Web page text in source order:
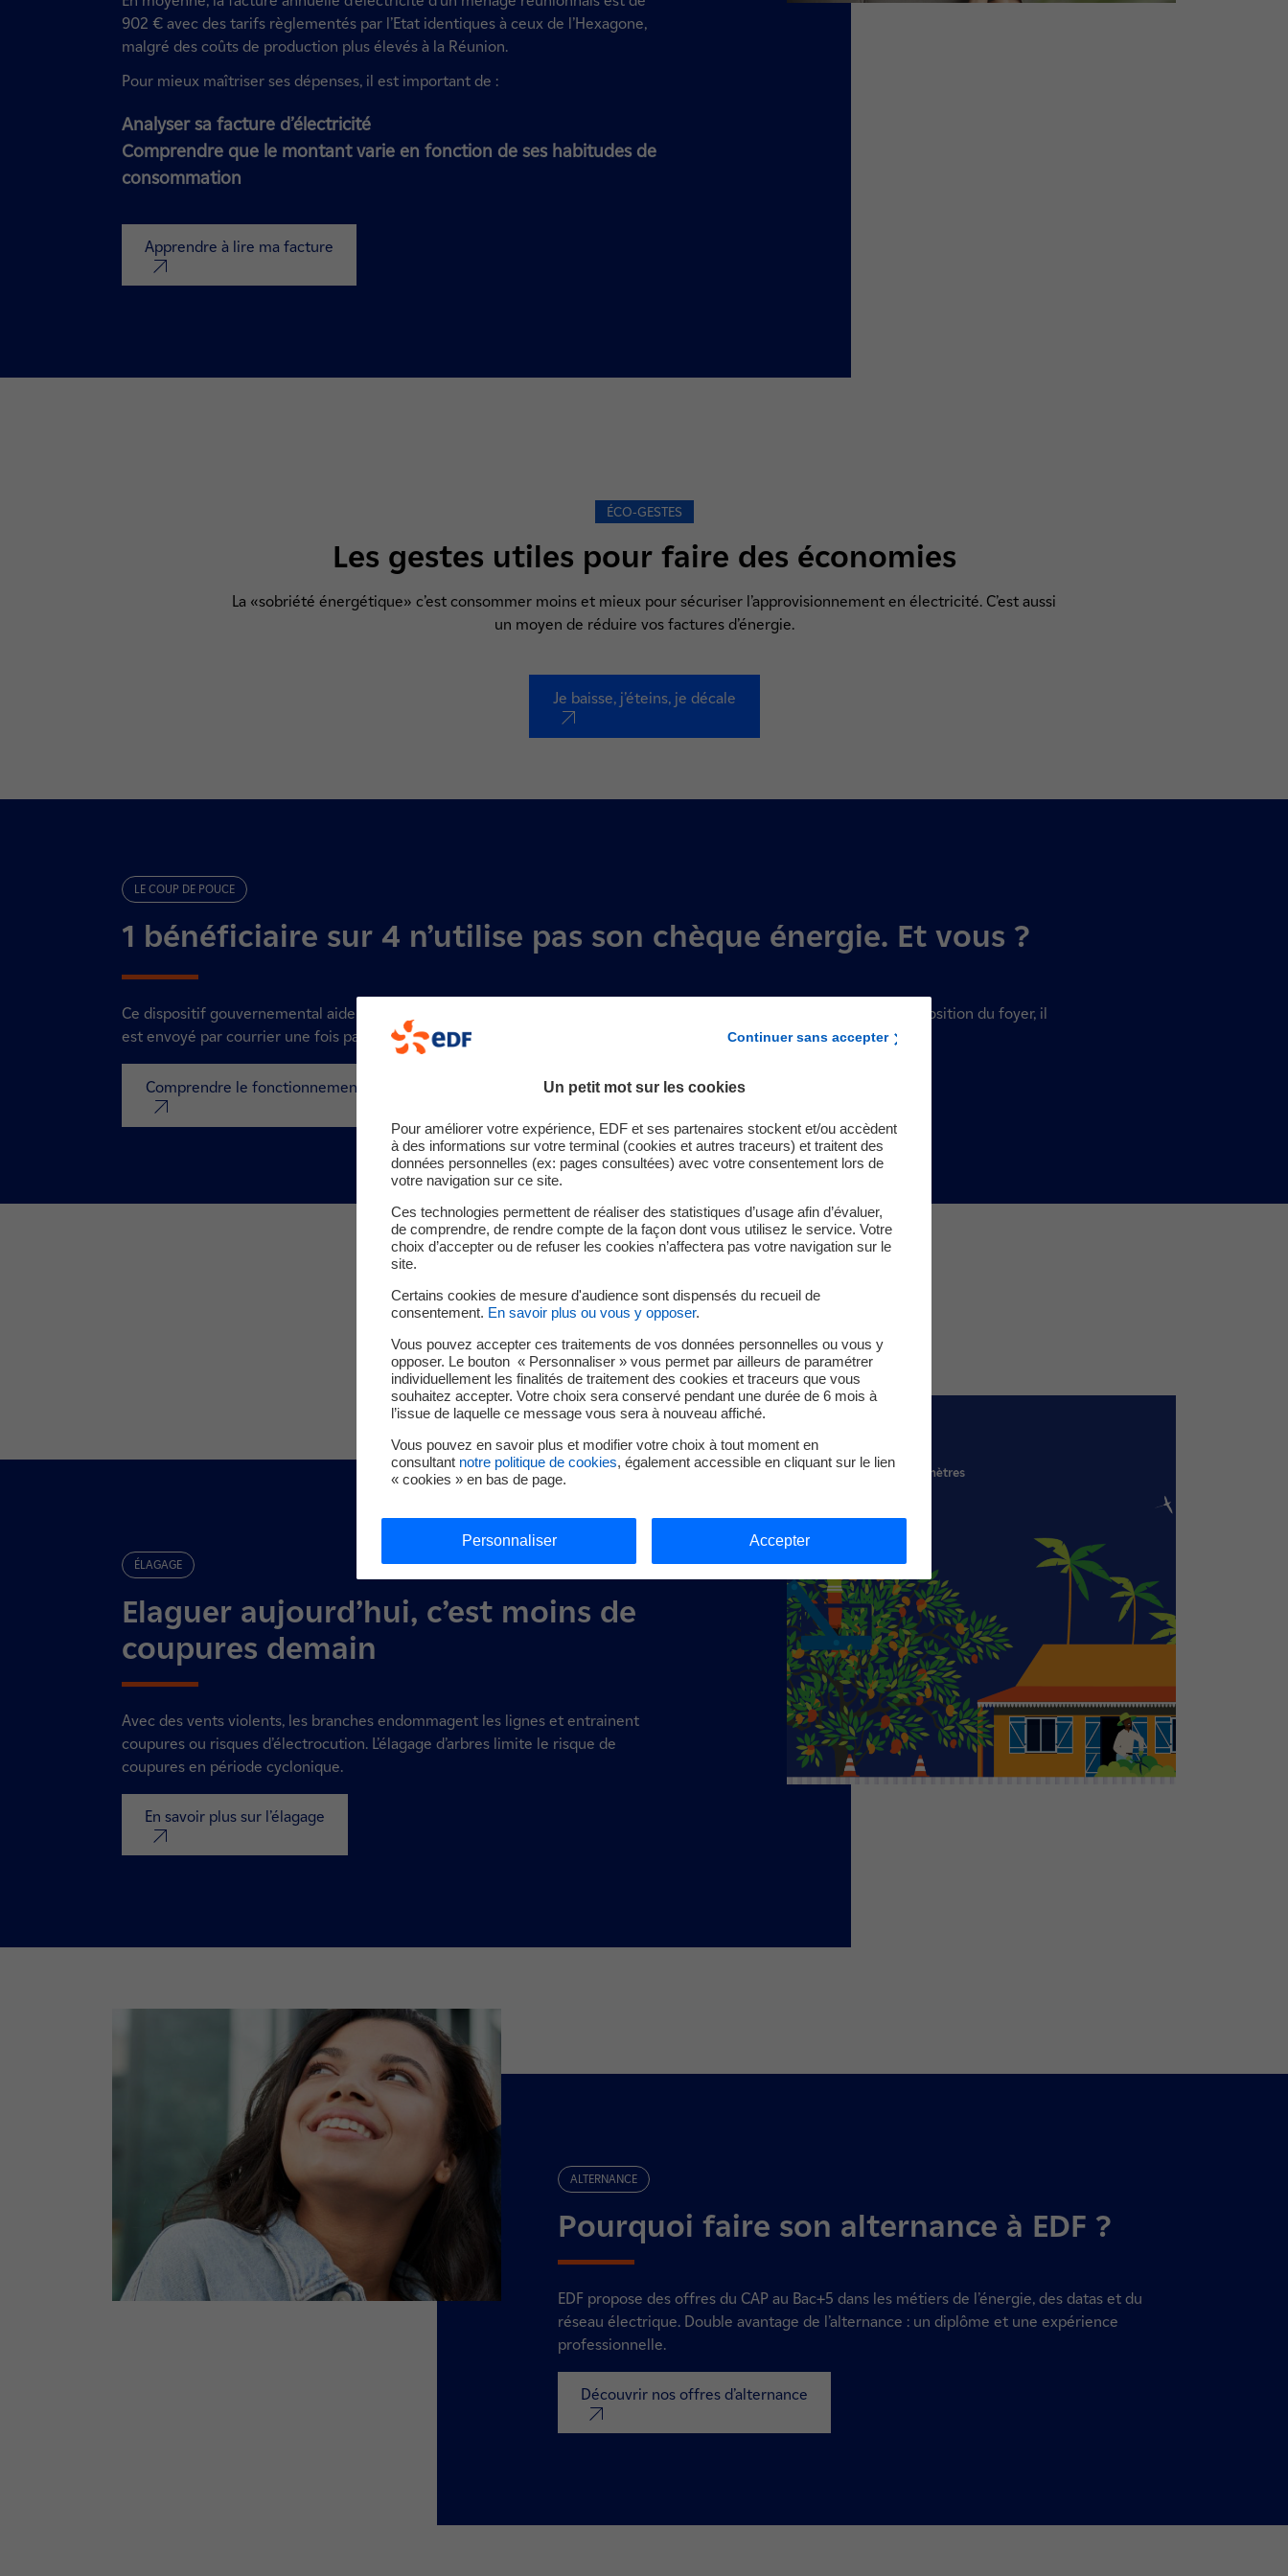
902 € avec des tarifs règlementés par l’Etat identiques à ceux de l’Hexagone,
malgré des coûts de production plus élevés à la Réunion.
Pour mieux maîtriser ses dépenses, il est important de :
Analyser sa facture d’électricité
Comprendre que le montant varie en fonction de ses habitudes de
consommation
Apprendre à lire ma facture
nouvel onglet
Les gestes utiles pour faire des économies
ÉCO-GESTES
La «sobriété énergétique» c’est consommer moins et mieux pour sécuriser l’approvisionnement en électricité. C’est aussi
un moyen de réduire vos factures d’énergie.
Je baisse, j’éteins, je décale
nouvel onglet
LE COUP DE POUCE
1 bénéficiaire sur 4 n’utilise pas son chèque énergie. Et vous ?
Ce dispositif gouvernemental aide à payer vos factures d’électricité. Attribué en fonction des ressources et de la composition du foyer, il
est envoyé par courrier une fois par an, au mois d’avril.
Comprendre le fonctionnement du chèque énergie
nouvel onglet
Quoi de neufà La Réunion ?
ÉLAGAGE
Elaguer aujourd’hui, c’est moins de
coupures demain
Avec des vents violents, les branches endommagent les lignes et entrainent
coupures ou risques d’électrocution. L’élagage d’arbres limite le risque de
coupures en période cyclonique.
En savoir plus sur l’élagage
nouvel onglet
ALTERNANCE
Pourquoi faire son alternance à EDF ?
EDF propose des offres du CAP au Bac+5 dans les métiers de l’énergie, des datas et du
réseau électrique. Double avantage de l’alternance : un diplôme et une expérience
professionnelle.
Découvrir nos offres d’alternance
nouvel onglet
Continuer sans accepter
Un petit mot sur les cookies
Pour améliorer votre expérience, EDF et ses partenaires stockent et/ou accèdent
à des informations sur votre terminal (cookies et autres traceurs) et traitent des
données personnelles (ex: pages consultées) avec votre consentement lors de
votre navigation sur ce site.
Ces technologies permettent de réaliser des statistiques d’usage afin d’évaluer,
de comprendre, de rendre compte de la façon dont vous utilisez le service. Votre
choix d’accepter ou de refuser les cookies n’affectera pas votre navigation sur le
site.
Certains cookies de mesure d'audience sont dispensés du recueil de
consentement. En savoir plus ou vous y opposer.
Vous pouvez accepter ces traitements de vos données personnelles ou vous y
opposer. Le bouton « Personnaliser » vous permet par ailleurs de paramétrer
individuellement les finalités de traitement des cookies et traceurs que vous
souhaitez accepter. Votre choix sera conservé pendant une durée de 6 mois à
l’issue de laquelle ce message vous sera à nouveau affiché.
Vous pouvez en savoir plus et modifier votre choix à tout moment en
consultant notre politique de cookies, également accessible en cliquant sur le lien
« cookies » en bas de page.
Personnaliser Accepter